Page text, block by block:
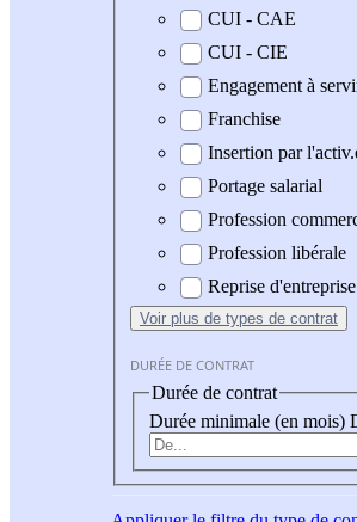
CUI - CAE
CUI - CIE
Engagement à
Franchise
Insertion par
Portage salarial
Profession
Profession libérale
Reprise d'entreprise
Voir plus de types de contrat
DURÉE DE CONTRAT
Durée de contrat
Durée minimale (en mois)